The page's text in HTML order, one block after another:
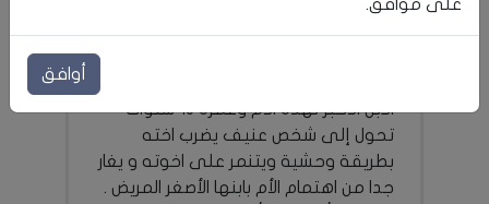
على جوائز وصار وجه اعلامي والام
الابن الأكبر لهذه الأم وعمره 10 سنوات
تحول إلى شخص عنيف يضرب اخته
بطريقة وحشية ويتنمر على اخوته و يغار
جدا من اهتمام الأم بابنها الأصغر المريض .
على موافق.
أوافق